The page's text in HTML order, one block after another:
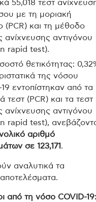
55,018 τεστ
με τη μοριακή
(PCR) και τη μέθοδο
ανίχνευσης αντιγόνου
rapid test).
θετικότητας:
της νόσου
εντοπίστηκαν από τα
τεστ (PCR) και τα τεστ
ανίχνευσης αντιγόνου
rapid test),
αριθμό
σε 123,171.
αναλυτικά τα
από τη νόσο COVID-19: